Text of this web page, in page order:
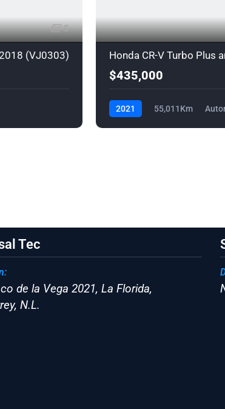
5
(VJ0303)
$435,000
2021 55,011Km
Tec
de la Vega 2021, La Florida,
N.L.